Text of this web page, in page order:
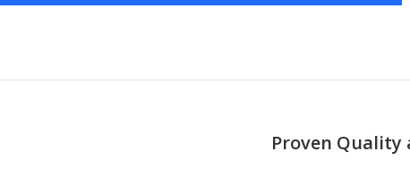
Proven Quality